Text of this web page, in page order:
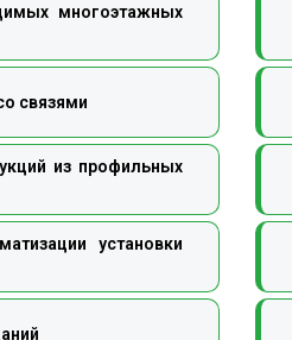
многоэтажных
связями
из профильных
установки